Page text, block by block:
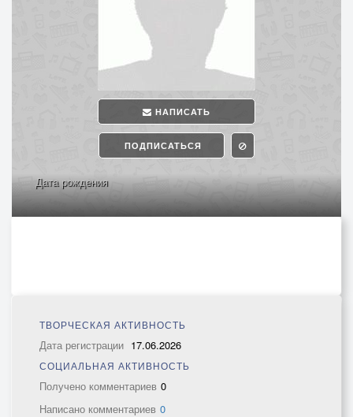
НАПИСАТЬ
ПОДПИСАТЬСЯ
Дата рождения
ТВОРЧЕСКАЯ АКТИВНОСТЬ
Дата регистрации 17.06.2026
СОЦИАЛЬНАЯ АКТИВНОСТЬ
Получено комментариев 0
Написано комментариев 0